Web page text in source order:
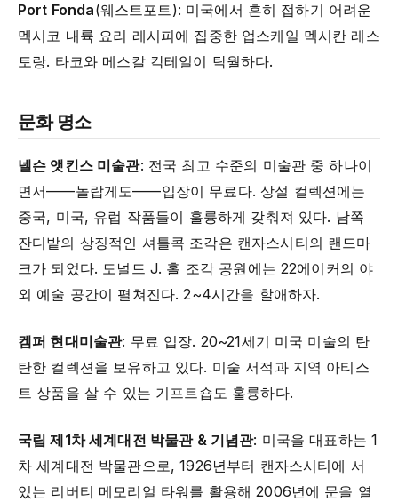
Port Fonda(웨스트포트): 미국에서 흔히 접하기 어려운
멕시코 내륙 요리 레시피에 집중한 업스케일 멕시칸 레스
토랑. 타코와 메스칼 칵테일이 탁월하다.
문화 명소
넬슨 앳킨스 미술관: 전국 최고 수준의 미술관 중 하나이
면서——놀랍게도——입장이 무료다. 상설 컬렉션에는
중국, 미국, 유럽 작품들이 훌륭하게 갖춰져 있다. 남쪽
잔디밭의 상징적인 셔틀콕 조각은 캔자스시티의 랜드마
크가 되었다. 도널드 J. 홀 조각 공원에는 22에이커의 야
외 예술 공간이 펼쳐진다. 2~4시간을 할애하자.
켐퍼 현대미술관: 무료 입장. 20~21세기 미국 미술의 탄
탄한 컬렉션을 보유하고 있다. 미술 서적과 지역 아티스
트 상품을 살 수 있는 기프트숍도 훌륭하다.
국립 제1차 세계대전 박물관 & 기념관: 미국을 대표하는 1
차 세계대전 박물관으로, 1926년부터 캔자스시티에 서
있는 리버티 메모리얼 타워를 활용해 2006년에 문을 열